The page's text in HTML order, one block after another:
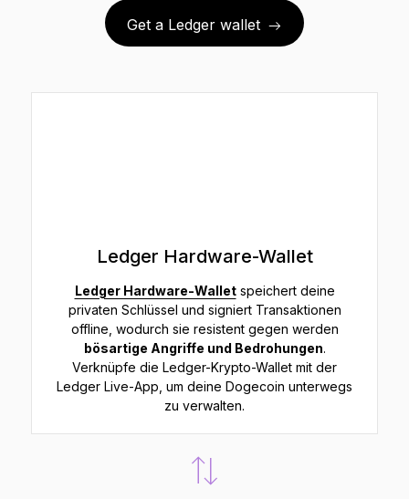
Get a Ledger wallet
Ledger Hardware-Wallet
Ledger Hardware-Walletspeichert deine
privaten Schlüssel und signiert Transaktionen
offline, wodurch sie resistent gegen werden
bösartige Angriffe und Bedrohungen.
Verknüpfe die Ledger-Krypto-Wallet mit der
Ledger Live-App, um deine Dogecoin unterwegs
zu verwalten.